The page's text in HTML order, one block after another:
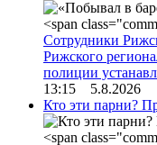
Сотрудники
Рижского
полиции
13:15 5.8.2026
Кто эти парни?